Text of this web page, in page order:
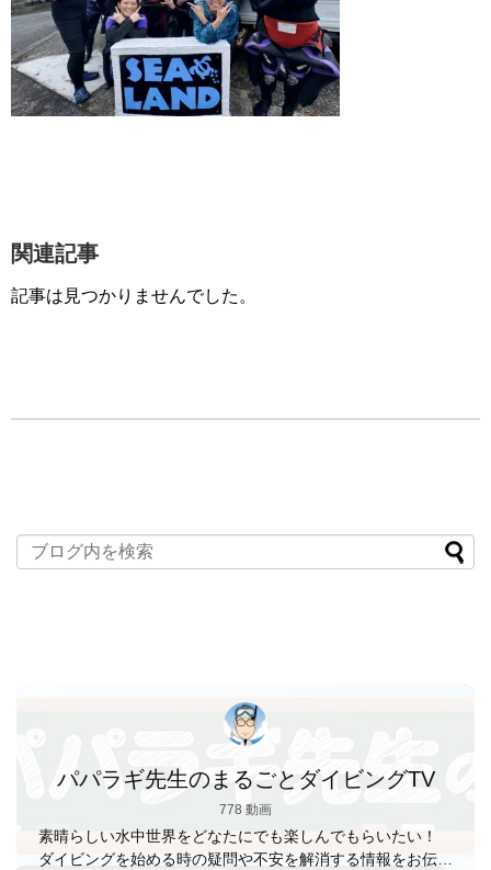
関連記事
記事は見つかりませんでした。
パパラギ先生のまるごとダイビングTV
778 動画
素晴らしい水中世界をどなたにでも楽しんでもらいたい！
ダイビングを始める時の疑問や不安を解消する情報をお伝え